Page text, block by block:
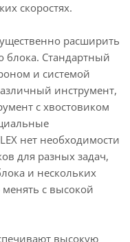
скоростях.
расширить
блока. Стандартный
и системой
инструмент,
с хвостовиком
нет необходимости
для разных задач,
и нескольких
с высокой
высокую